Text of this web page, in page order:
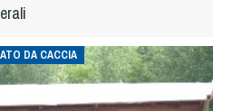
DA CACCIA